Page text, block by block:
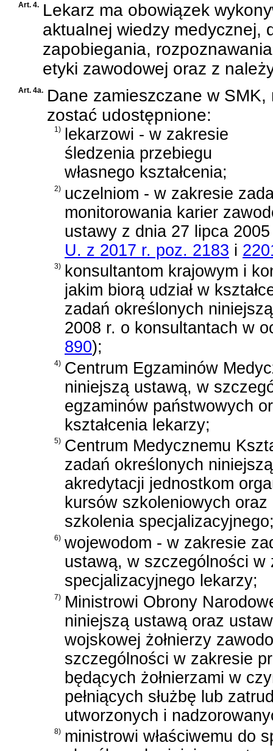
Art. 4. Lekarz ma obowiązek
aktualnej wiedzy medycznej,
zapobiegania,
etyki zawodowej oraz z
Art. 4a. Dane zamieszczane w
zostać udostępnione:
1)
lekarzowi - w zakresie
śledzenia przebiegu
własnego kształcenia;
2) uczelniom - w zakresie
monitorowania karier
ustawy z dnia 27 lipca
U. z 2017 r. poz. 2183 i
3)
konsultantom krajowym i
jakim biorą udział w
zadań określonych
2008 r. o konsultantach w
890);
4) Centrum Egzaminów
niniejszą ustawą, w
egzaminów państwowych
kształcenia lekarzy;
5) Centrum Medycznemu
zadań określonych
akredytacji jednostkom
kursów szkoleniowych
szkolenia
6) wojewodom - w zakresie
ustawą, w szczególności
specjalizacyjnego lekarzy;
7) Ministrowi Obrony
niniejszą ustawą oraz
wojskowej żołnierzy
szczególności w zakresie
będących żołnierzami w
pełniących służbę lub
utworzonych i
8) ministrowi właściwemu do